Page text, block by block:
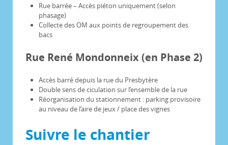
Rue barrée – Accès piéton uniquement (selon
phasage)
Collecte des OM aux points de regroupement des
bacs
Rue René Mondonneix (en Phase 2)
Accès barré depuis la rue du Presbytère
Double sens de ciculation sur l’ensemble de la rue
Réorganisation du stationnement : parking provisoire
au niveau de l’aire de jeux / place des vignes
Suivre le chantier